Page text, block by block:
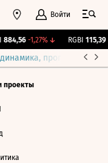
Войти
884,56 -1,27%↓ RGBI 115,39
прогнозы
проекты